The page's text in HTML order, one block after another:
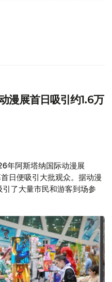
漫展首日吸引约1.6万
年阿斯塔纳国际动漫展
日便吸引大批观众。据动漫
了大量市民和游客到场参